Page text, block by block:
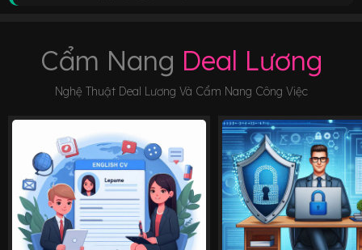
Cẩm Nang Deal Lương
Nghệ Thuật Deal Lương Và Cẩm Nang Công Việc